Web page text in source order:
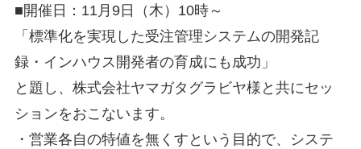
■開催日：11月9日（木）10時～
「標準化を実現した受注管理システムの開発記
録・インハウス開発者の育成にも成功」
と題し、株式会社ヤマガタグラビヤ様と共にセッ
ションをおこないます。
・営業各自の特値を無くすという目的で、システ